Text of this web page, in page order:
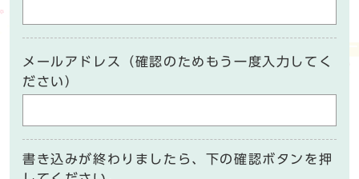
メールアドレス（確認のためもう一度入力してく
ださい）
書き込みが終わりましたら、下の確認ボタンを押